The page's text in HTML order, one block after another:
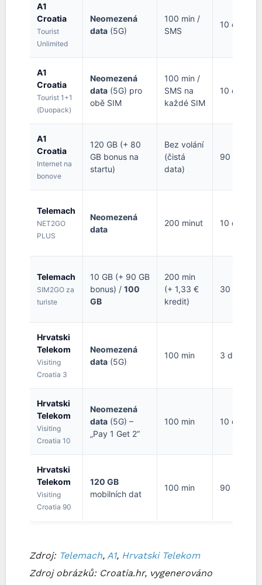
A1
Croatia
Tourist
Unlimited
Neomezená
data (5G)
100 min /
SMS
10 dní
A1
Croatia
Tourist 1+1
(Duopack)
Neomezená
data (5G) pro
obě SIM
100 min /
SMS na
každé SIM
10 dní
A1
Croatia
Internet na
bonove
120 GB (+ 80
GB bonus na
startu)
Bez volání
(čistá
data)
90 dní
Telemach
NET2GO
PLUS
Neomezená
data
200 minut 10 dní
Telemach
SIM2GO za
turiste
10 GB (+ 90 GB
bonus) / 100
GB
200 min
(+ 1,33 €
kredit)
30 dní
Hrvatski
Telekom
Visiting
Croatia 3
Neomezená
data (5G)
100 min 3 dny
Hrvatski
Telekom
Visiting
Croatia 10
Neomezená
data (5G) –
„Pay 1 Get 2“
100 min 10 dní
Hrvatski
Telekom
Visiting
Croatia 90
120 GB
mobilních dat
100 min 90 dní
Zdroj: Telemach, A1, Hrvatski Telekom
Zdroj obrázků: Croatia.hr, vygenerováno